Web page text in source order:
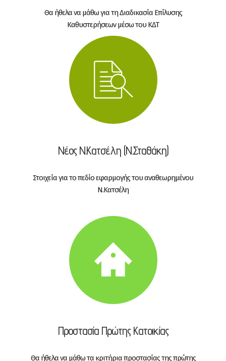
Θα ήθελα να μάθω για τη Διαδικασία Επίλυσης
Καθυστερήσεων μέσω του ΚΔΤ
Νέος Ν.Κατσέλη (Ν.Σταθάκη)
Στοιχεία για το πεδίο εφαρμογής του αναθεωρημένου
Ν.Κατσέλη
Προστασία Πρώτης Κατοικίας
Θα ήθελα να μάθω τα κριτήρια προστασίας της πρώτης